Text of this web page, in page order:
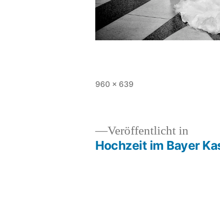
Originalgröße
960 × 639
Beitragsnavigation
Veröffentlicht in
Hochzeit im Bayer